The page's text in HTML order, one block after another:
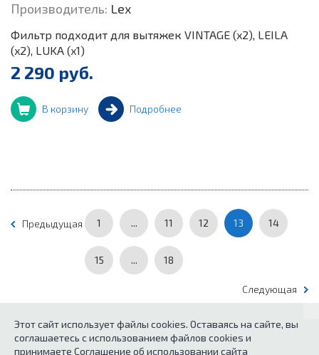
Производитель: Lex
Фильтр подходит для вытяжек VINTAGE (x2), LEILA
(x2), LUKA (x1)
2 290 руб.
В корзину Подробнее
Предыдущая 1 ... 11 12 13 14
15 ... 18
Следующая
© 2026Каталог кухонного оборудования.
Этот сайт использует файлы cookies. Оставаясь на сайте, вы
соглашаетесь с использованием файлов cookies и
принимаете Соглашение об использовании сайта